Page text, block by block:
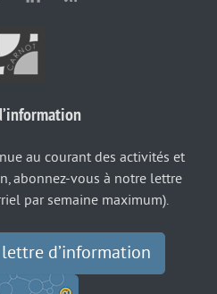
au courant des activités et
abonnez-vous à notre lettre
par semaine maximum).
d’information